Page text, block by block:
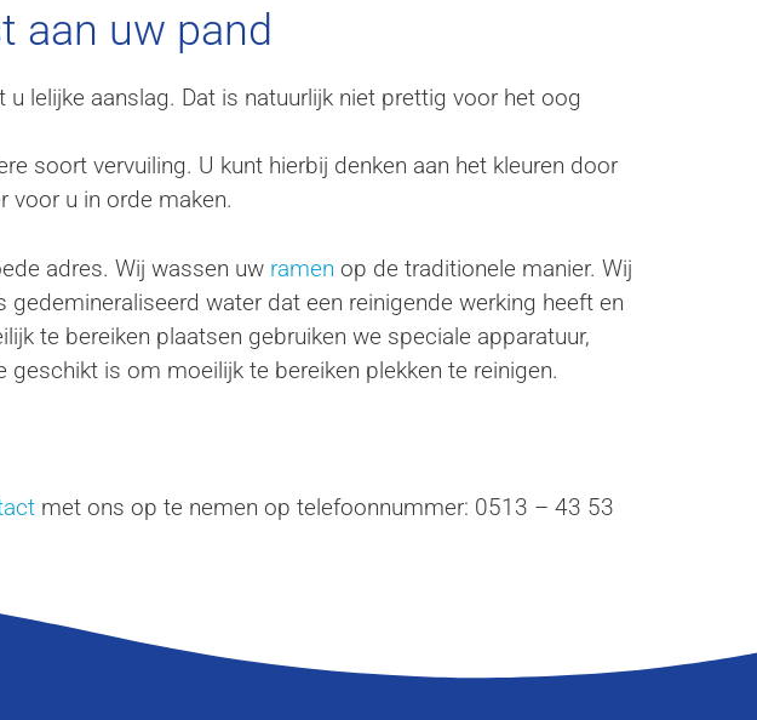
aan uw pand
lelijke aanslag. Dat is natuurlijk niet prettig voor het oog
soort vervuiling. U kunt hierbij denken aan het kleuren door
voor u in orde maken.
adres. Wij wassen uw ramen op de traditionele manier. Wij
water dat een reinigende werking heeft en
te bereiken plaatsen gebruiken we speciale apparatuur,
is om moeilijk te bereiken plekken te reinigen.
met ons op te nemen op telefoonnummer: 0513 – 43 53